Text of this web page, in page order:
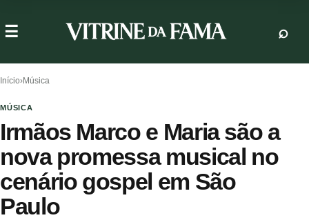
Início›Música
MÚSICA
Irmãos Marco e Maria são a
nova promessa musical no
cenário gospel em São
Paulo